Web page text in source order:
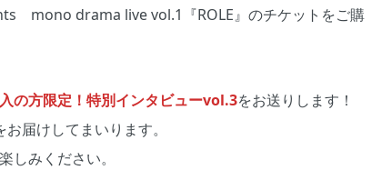
mono drama live vol.1『ROLE』のチケットをご購
の方限定！特別インタビューvol.3をお送りします！
届けしてまいります。
しみください。